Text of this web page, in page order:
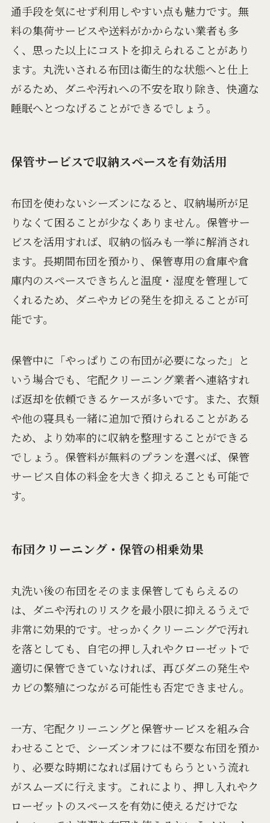
通手段を気にせず利用しやすい点も魅力です。無
料の集荷サービスや送料がかからない業者も多
く、思った以上にコストを抑えられることがあり
ます。丸洗いされる布団は衛生的な状態へと仕上
がるため、ダニや汚れへの不安を取り除き、快適な
睡眠へとつなげることができるでしょう。
保管サービスで収納スペースを有効活用
布団を使わないシーズンになると、収納場所が足
りなくて困ることが少なくありません。保管サー
ビスを活用すれば、収納の悩みも一挙に解消され
ます。長期間布団を預かり、保管専用の倉庫や倉
庫内のスペースできちんと温度・湿度を管理して
くれるため、ダニやカビの発生を抑えることが可
能です。
保管中に「やっぱりこの布団が必要になった」と
いう場合でも、宅配クリーニング業者へ連絡すれ
ば返却を依頼できるケースが多いです。また、衣類
や他の寝具も一緒に追加で預けられることがある
ため、より効率的に収納を整理することができる
でしょう。保管料が無料のプランを選べば、保管
サービス自体の料金を大きく抑えることも可能で
す。
布団クリーニング・保管の相乗効果
丸洗い後の布団をそのまま保管してもらえるの
は、ダニや汚れのリスクを最小限に抑えるうえで
非常に効果的です。せっかくクリーニングで汚れ
を落としても、自宅の押し入れやクローゼットで
適切に保管できていなければ、再びダニの発生や
カビの繁殖につながる可能性も否定できません。
一方、宅配クリーニングと保管サービスを組み合
わせることで、シーズンオフには不要な布団を預か
り、必要な時期になれば届けてもらうという流れ
がスムーズに行えます。これにより、押し入れやク
ローゼットのスペースを有効に使えるだけでな